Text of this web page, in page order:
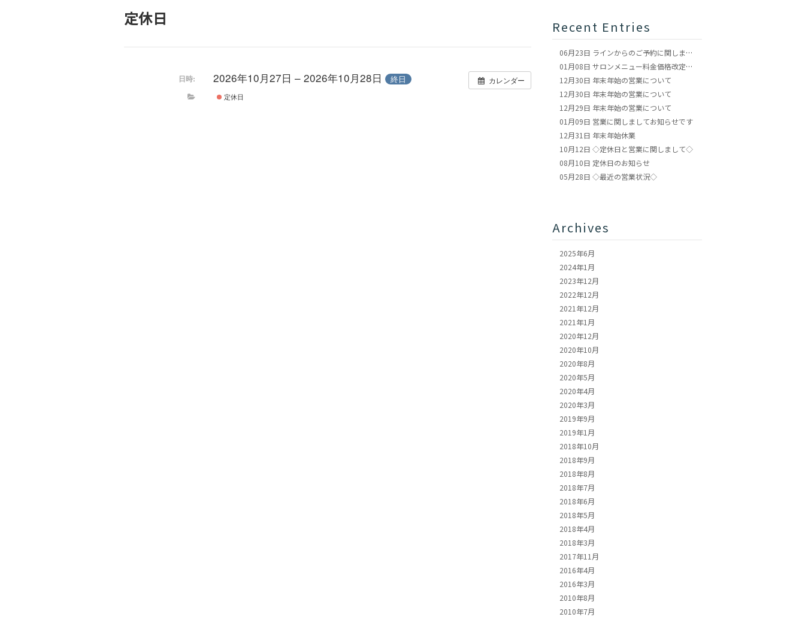
定休日
カレンダー
日時: 2026年10月27日 – 2026年10月28日 終日
定休日
Recent Entries
06月23日 ラインからのご予約に関しまして
01月08日 サロンメニュー料金価格改定のお知らせ
12月30日 年末年始の営業について
12月30日 年末年始の営業について
12月29日 年末年始の営業について
01月09日 営業に関しましてお知らせです
12月31日 年末年始休業
10月12日 ◇定休日と営業に関しまして◇
08月10日 定休日のお知らせ
05月28日 ◇最近の営業状況◇
Archives
2025年6月
2024年1月
2023年12月
2022年12月
2021年12月
2021年1月
2020年12月
2020年10月
2020年8月
2020年5月
2020年4月
2020年3月
2019年9月
2019年1月
2018年10月
2018年9月
2018年8月
2018年7月
2018年6月
2018年5月
2018年4月
2018年3月
2017年11月
2016年4月
2016年3月
2010年8月
2010年7月